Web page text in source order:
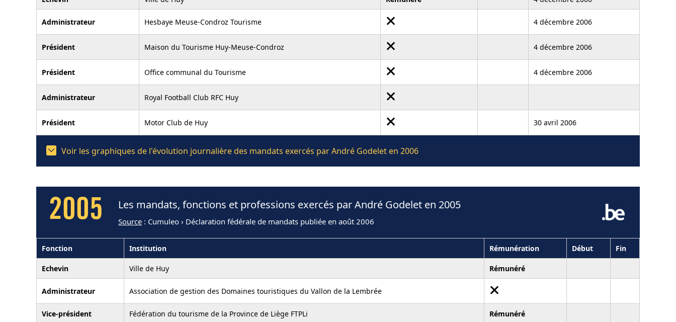
Administrateur Hesbaye Meuse-Condroz Tourisme 4 décembre 2006
Président Maison du Tourisme Huy-Meuse-Condroz 4 décembre 2006
Président Office communal du Tourisme 4 décembre 2006
Administrateur Royal Football Club RFC Huy
Président Motor Club de Huy 30 avril 2006
Voir les graphiques de l'évolution journalière des mandats exercés par André Godelet en 2006
2005 Les mandats, fonctions et professions exercés par André Godelet en 2005
Source : Cumuleo › Déclaration fédérale de mandats publiée en août 2006
Fonction Institution Rémunération Début Fin
Echevin Ville de Huy Rémunéré
Administrateur Association de gestion des Domaines touristiques du Vallon de la Lembrée
Vice-président Fédération du tourisme de la Province de Liège FTPLi Rémunéré